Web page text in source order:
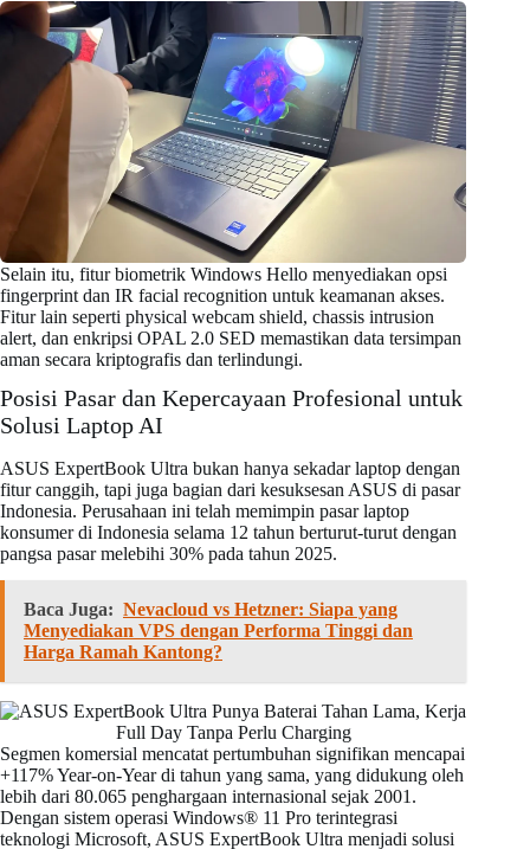
Selain itu, fitur biometrik Windows Hello menyediakan opsi
fingerprint dan IR facial recognition untuk keamanan akses.
Fitur lain seperti physical webcam shield, chassis intrusion
alert, dan enkripsi OPAL 2.0 SED memastikan data tersimpan
aman secara kriptografis dan terlindungi.
Posisi Pasar dan Kepercayaan Profesional untuk
Solusi Laptop AI
ASUS ExpertBook Ultra bukan hanya sekadar laptop dengan
fitur canggih, tapi juga bagian dari kesuksesan ASUS di pasar
Indonesia. Perusahaan ini telah memimpin pasar laptop
konsumer di Indonesia selama 12 tahun berturut-turut dengan
pangsa pasar melebihi 30% pada tahun 2025.
Baca Juga: Nevacloud vs Hetzner: Siapa yang
Menyediakan VPS dengan Performa Tinggi dan
Harga Ramah Kantong?
Segmen komersial mencatat pertumbuhan signifikan mencapai
+117% Year-on-Year di tahun yang sama, yang didukung oleh
lebih dari 80.065 penghargaan internasional sejak 2001.
Dengan sistem operasi Windows® 11 Pro terintegrasi
teknologi Microsoft, ASUS ExpertBook Ultra menjadi solusi